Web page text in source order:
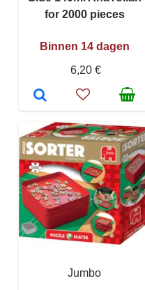
for 2000 pieces
Binnen 14 dagen
6,20 €
Jumbo